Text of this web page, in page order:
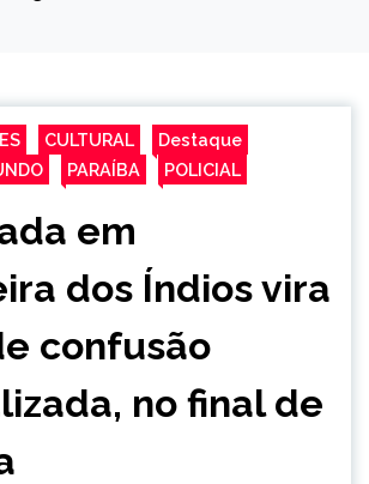
CULTURAL
Destaque
PARAÍBA POLICIAL
em
dos Índios vira
confusão
no final de